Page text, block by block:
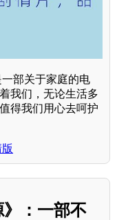
部关于家庭的电
我们，无论生活多
得我们用心去呵护
：一部不